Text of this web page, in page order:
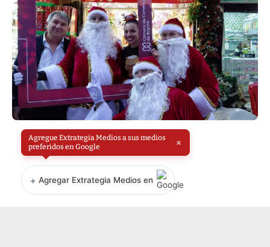
Agregue Extrategia Medios a sus medios
preferidos en Google
×
+ Agregar Extrategia Medios en